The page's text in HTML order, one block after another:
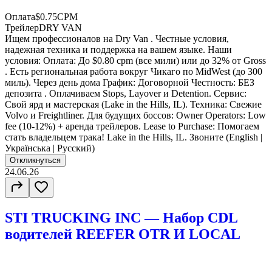
Оплата$0.75CPM
ТрейлерDRY VAN
Ищем профессионалов на Dry Van . Честные условия,
надежная техника и поддержка на вашем языке. Наши
условия: Оплата: До $0.80 cpm (все мили) или до 32% от Gross
. Есть региональная работа вокруг Чикаго по MidWest (до 300
миль). Через день дома График: Договорной Честность: БЕЗ
депозита . Оплачиваем Stops, Layover и Detention. Сервис:
Свой ярд и мастерская (Lake in the Hills, IL). Техника: Свежие
Volvo и Freightliner. Для будущих боссов: Owner Operators: Low
fee (10-12%) + аренда трейлеров. Lease to Purchase: Помогаем
стать владельцем трака! Lake in the Hills, IL. Звоните (English |
Українська | Русский)
Откликнуться
24.06.26
STI TRUCKING INC — Набор CDL
водителей REEFER OTR И LOCAL